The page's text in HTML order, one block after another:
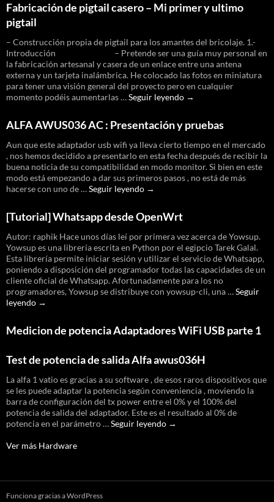
Fabricación de pigtail casero – Mi primer y ultimo
pigtail
– Construcción propia de pigtail para los amantes del bricolaje. 1.-
Introducción – Pretende ser una guía muy personal en
la fabricación artesanal y casera de un enlace entre una antena
externa y un tarjeta inalámbrica. He colocado las fotos en miniatura
para tener una visión general del proyecto pero en cualquier
momento podéis aumentarlas …Seguir leyendo Fabricación
casero
–
Mi
primer
y
ultimo
→
ALFA AWUS036 AC : Presentación y pruebas
Aun que este adaptador usb wifi ya lleva cierto tiempo en el mercado
, nos hemos decidido a presentarlo en esta fecha después de recibir la
buena noticia de su compatibilidad en modo monitor. Si bien en este
modo está empezando a dar sus primeros pasos , no está de más
hacerse con uno de …Seguir leyendo ALFA
:
Presentación
y
pruebas
→
[Tutorial] Whatsapp desde OpenWrt
Autor: raphik Hace unos días leí por primera vez acerca de Yowsup.
Yowsup es una librería escrita en Python por el egipcio Tarek Galal.
Esta librería permite iniciar sesión y utilizar el servicio de Whatsapp,
poniendo a disposición del programador todas las capacidades de un
cliente oficial de Whatsapp. Afortunadamente para los no
programadores, Yowsup se distribuye con yowsup-cli, una …Seguir
leyendo [Tutorial]
OpenWrt
→
Medicion de potencia Adaptadores WiFi USB parte 1
Test de potencia de salida Alfa awus036H
La alfa 1 vatio es gracias a su software , de esos raros dispositivos que
se les puede adaptar la potencia según conveniencia , moviendo la
barra de configuración del tx power entre el 0% y el 100% del
potencia de salida del adaptador. Este es el resultado al 0% de
potencia en el parámetro …Seguir leyendo Test
→
Ver más Hardware
Funciona gracias a WordPress